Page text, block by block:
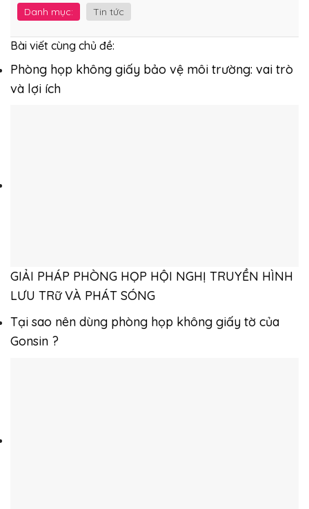
Danh mục: Tin tức
Bài viết cùng chủ đề:
Phòng họp không giấy bảo vệ môi trường: vai trò
và lợi ích
GIẢI PHÁP PHÒNG HỌP HỘI NGHỊ TRUYỀN HÌNH
LƯU TRữ VÀ PHÁT SÓNG
Tại sao nên dùng phòng họp không giấy tờ của
Gonsin ?